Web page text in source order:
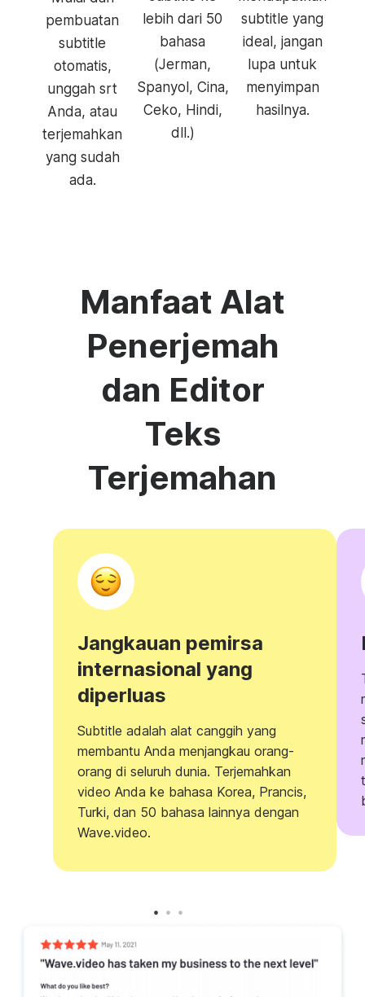
pembuatan
subtitle
otomatis,
unggah srt
Anda, atau
terjemahkan
yang sudah
ada.
lebih dari 50
bahasa
(Jerman,
Spanyol, Cina,
Ceko, Hindi,
dll.)
subtitle yang
ideal, jangan
lupa untuk
menyimpan
hasilnya.
Manfaat Alat
Penerjemah
dan Editor
Teks
Terjemahan
Jangkauan pemirsa
internasional yang
diperluas
Subtitle adalah alat canggih yang
membantu Anda menjangkau orang-
orang di seluruh dunia. Terjemahkan
video Anda ke bahasa Korea, Prancis,
Turki, dan 50 bahasa lainnya dengan
Wave.video.